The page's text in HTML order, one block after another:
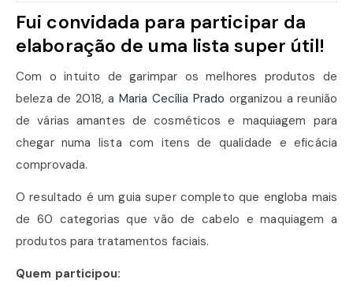
Fui convidada para participar da
elaboração de uma lista super útil!
Com o intuito de garimpar os melhores produtos de
beleza de 2018, a Maria Cecília Prado organizou a reunião
de várias amantes de cosméticos e maquiagem para
chegar numa lista com itens de qualidade e eficácia
comprovada.
O resultado é um guia super completo que engloba mais
de 60 categorias que vão de cabelo e maquiagem a
produtos para tratamentos faciais.
Quem participou: